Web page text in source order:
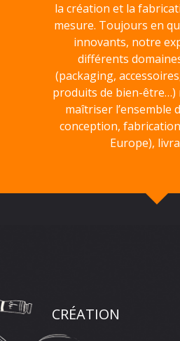
la création et la
mesure. Toujours en
innovants, notre
différents
(packaging,
produits de bien-être…)
maîtriser l’ensemble
conception,
Europe),
CRÉATION